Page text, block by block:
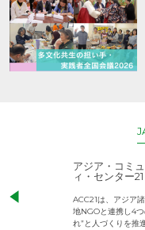
アジア・コミ
ィ・センター21
ACC21は、アジア
地NGOと連携し4つ
れ”と人づくりを推